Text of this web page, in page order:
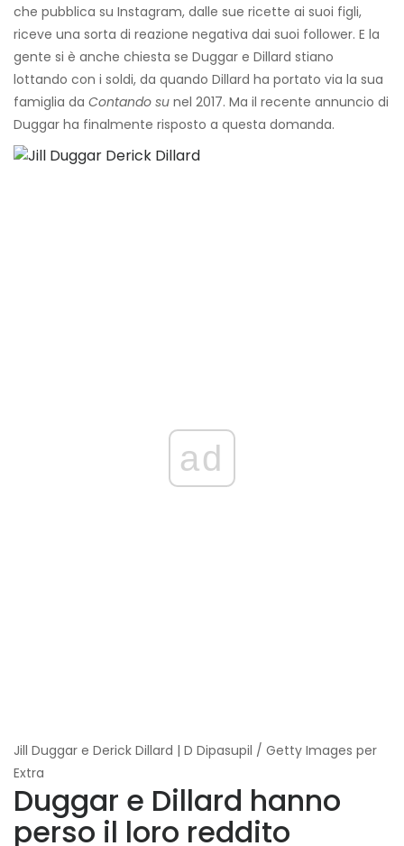
che pubblica su Instagram, dalle sue ricette ai suoi figli,
riceve una sorta di reazione negativa dai suoi follower. E la
gente si è anche chiesta se Duggar e Dillard stiano
lottando con i soldi, da quando Dillard ha portato via la sua
famiglia da Contando su nel 2017. Ma il recente annuncio di
Duggar ha finalmente risposto a questa domanda.
ad
Jill Duggar e Derick Dillard | D Dipasupil / Getty Images per
Extra
Duggar e Dillard hanno
perso il loro reddito